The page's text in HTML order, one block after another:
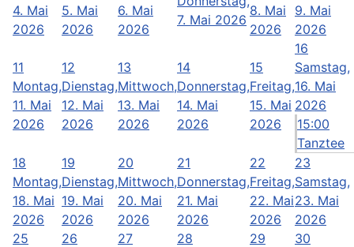
4. Mai
2026
5. Mai
2026
6. Mai
2026
7. Mai 2026
8. Mai
2026
9. Mai
2026
11
Montag,
11. Mai
2026
12
Dienstag,
12. Mai
2026
13
Mittwoch,
13. Mai
2026
14
Donnerstag,
14. Mai
2026
15
Freitag,
15. Mai
2026
16
Samstag,
16. Mai
2026
15:00
Tanztee
18
Montag,
18. Mai
2026
19
Dienstag,
19. Mai
2026
20
Mittwoch,
20. Mai
2026
21
Donnerstag,
21. Mai
2026
22
Freitag,
22. Mai
2026
23
Samstag,
23. Mai
2026
25
26
27
28
29
30